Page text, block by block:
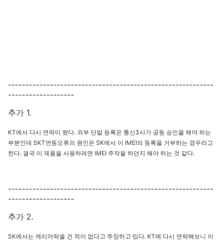
-----------------------------------------------------------
-------------------
추가 1.
KT에서 다시 연락이 왔다. 외부 단말 등록은 통신3사가 공동 승인을 해야 하는
부분인데 SKT연동오류의 원인은 SK에서 이 IMEI의 등록을 거부하는 경우라고
한다. 결국 이 제품을 사용하려면 IMEI 주작을 하던지 해야 하는 것 같다.
-----------------------------------------------------------
-------------------
추가 2.
SK에서는 캐리어락을 건 적이 없다고 주장하고 있다. KT에 다시 연락해보니 이